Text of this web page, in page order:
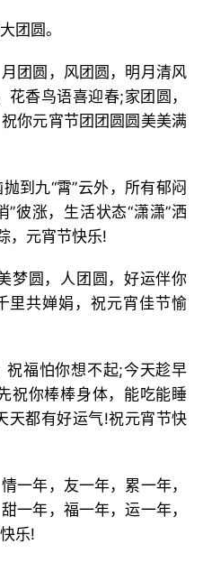
团圆。
团圆，风团圆，明月清风
香鸟语喜迎春;家团圆，
你元宵节团团圆圆美美满
到九“霄”云外，所有郁闷
”彼涨，生活状态“潇潇”洒
，元宵节快乐!
梦圆，人团圆，好运伴你
里共婵娟，祝元宵佳节愉
祝福怕你想不起;今天趁早
祝你棒棒身体，能吃能睡
天都有好运气!祝元宵节快
一年，友一年，累一年，
一年，福一年，运一年，
乐!